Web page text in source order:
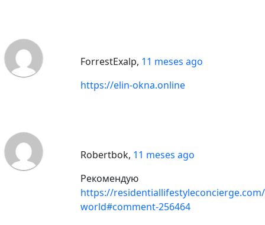
ForrestExalp, 11 meses ago
https://elin-okna.online
Robertbok, 11 meses ago
Рекомендую
https://
world#comment-256464